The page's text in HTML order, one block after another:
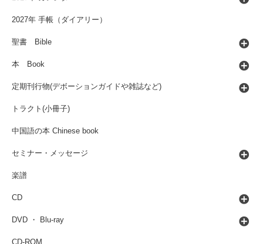
2027年 手帳（ダイアリー）
聖書 Bible
本 Book
定期刊行物(デボーションガイドや雑誌など)
トラクト(小冊子)
中国語の本 Chinese book
セミナー・メッセージ
楽譜
CD
DVD ・ Blu-ray
CD-ROM